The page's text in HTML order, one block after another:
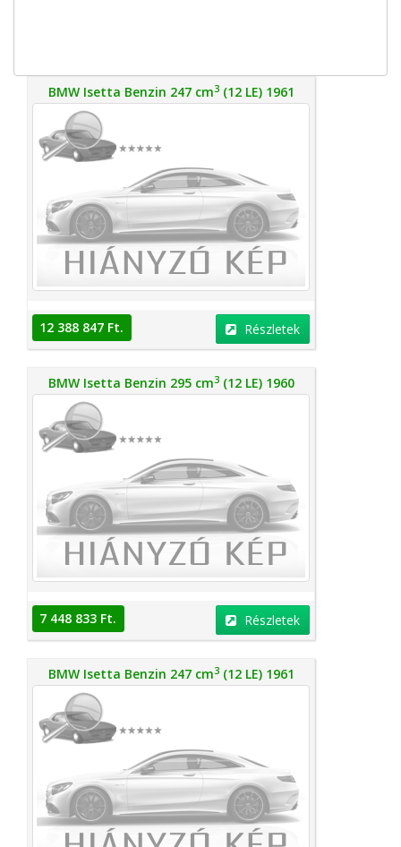
BMW Isetta Benzin 247 cm3(12 LE) 1961
12 388 847 Ft. Részletek
BMW Isetta Benzin 295 cm3(12 LE) 1960
7 448 833 Ft. Részletek
BMW Isetta Benzin 247 cm3(12 LE) 1961